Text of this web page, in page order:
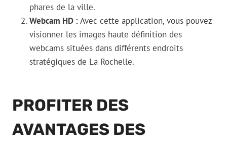
phares de la ville.
Webcam HD :Avec cette application, vous pouvez
visionner les images haute définition des
webcams situées dans différents endroits
stratégiques de La Rochelle.
PROFITER DES
AVANTAGES DES